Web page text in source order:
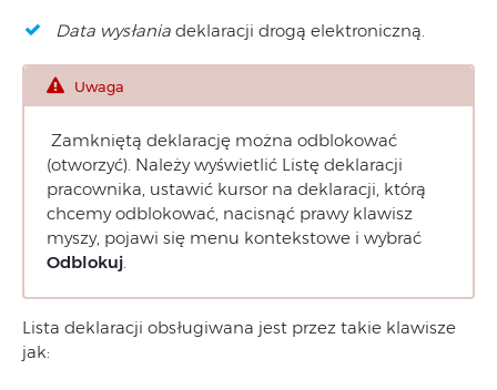
Data wysłania deklaracji drogą elektroniczną.
Uwaga
Zamkniętą deklarację można odblokować
(otworzyć). Należy wyświetlić Listę deklaracji
pracownika, ustawić kursor na deklaracji, którą
chcemy odblokować, nacisnąć prawy klawisz
myszy, pojawi się menu kontekstowe i wybrać
Odblokuj.
Lista deklaracji obsługiwana jest przez takie klawisze
jak: